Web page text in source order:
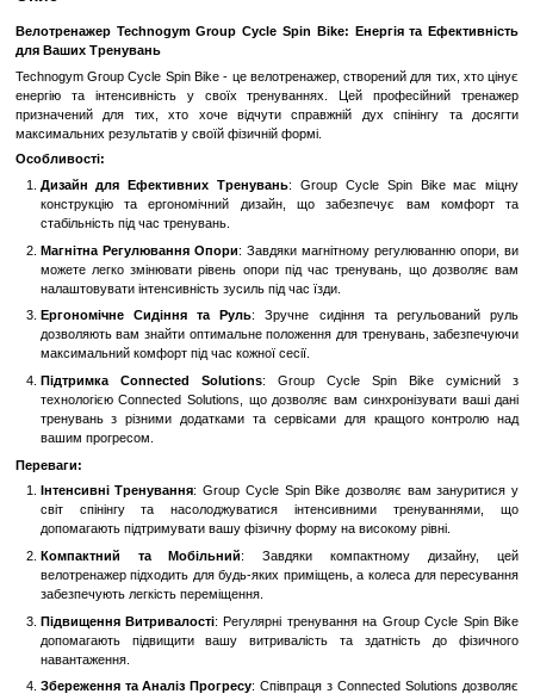
% Увійтидля відображення накопичувальної знижки
До обраного
Опис
Велотренажер Technogym Group Cycle Spin Bike: Енергія та
для Ваших Тренувань
Technogym Group Cycle Spin Bike - це велотренажер, створений
енергію та інтенсивність у своїх тренуваннях. Цей
призначений для тих, хто хоче відчути справжній дух
максимальних результатів у своїй фізичній формі.
Особливості:
Дизайн для Ефективних Тренувань: Group Cycle Spin
конструкцію та ергономічний дизайн, що забезпечує
стабільність під час тренувань.
Магнітна Регулювання Опори: Завдяки магнітному
можете легко змінювати рівень опори під час тренувань,
налаштовувати інтенсивність зусиль під час їзди.
Ергономічне Сидіння та Руль
дозволяють вам знайти оптимальне положення для